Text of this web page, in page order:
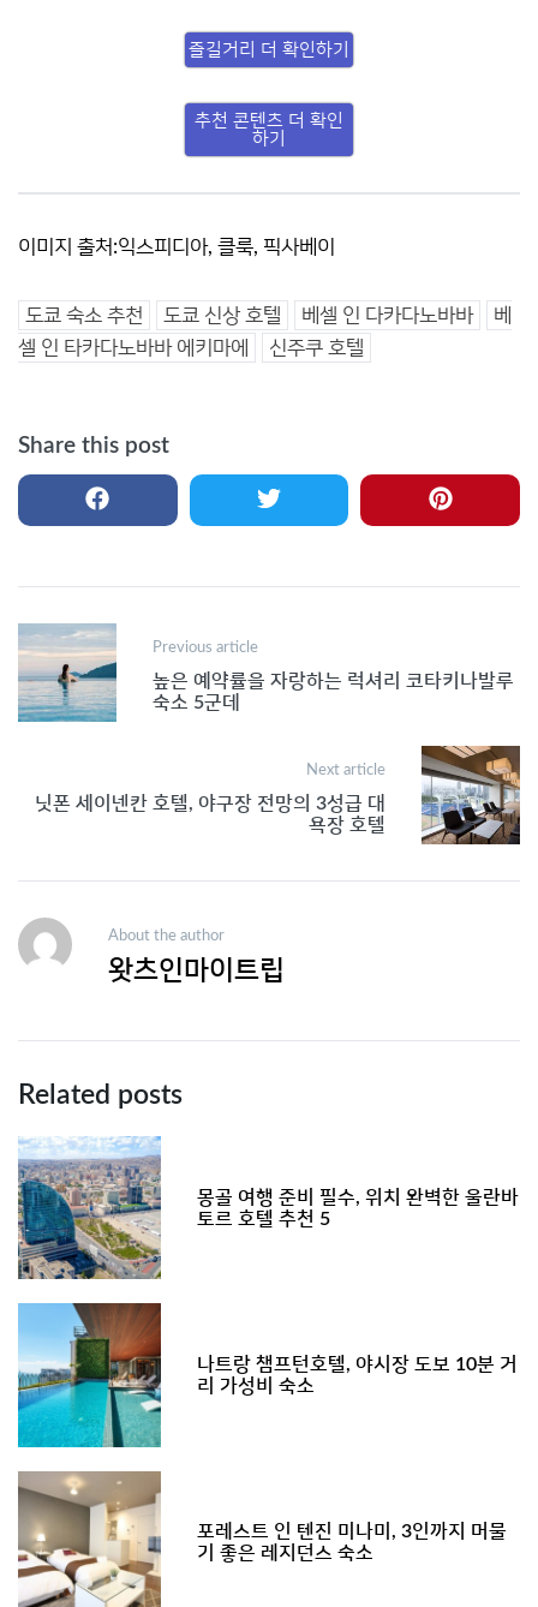
즐길거리 더 확인하기
추천 콘텐츠 더 확인
하기
이미지 출처:익스피디아, 클룩, 픽사베이
도쿄 숙소 추천 도쿄 신상 호텔 베셀 인 다카다노바바
베
셀 인 타카다노바바 에키마에
신주쿠 호텔
Share this post
Post
navigation
Previous article
높은 예약률을 자랑하는 럭셔리 코타키나발루
숙소 5군데
Next article
닛폰 세이넨칸 호텔, 야구장 전망의 3성급 대
욕장 호텔
About the author
왓츠인마이트립
Related posts
몽골 여행 준비 필수, 위치 완벽한 울란바
토르 호텔 추천 5
나트랑 챔프턴호텔, 야시장 도보 10분 거
리 가성비 숙소
포레스트 인 텐진 미나미, 3인까지 머물
기 좋은 레지던스 숙소